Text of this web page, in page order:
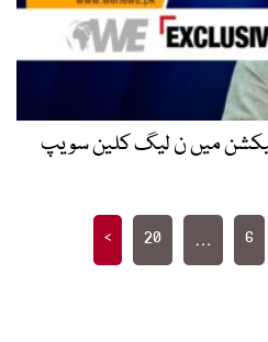
میں ن لیگ کلین سویپ
6
…
20
>